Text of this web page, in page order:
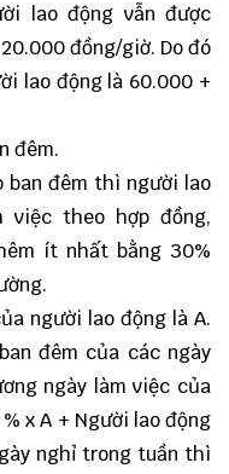
lao động vẫn được
đồng/giờ. Do đó
lao động là 60.000 +
đêm.
ban đêm thì người lao
theo hợp đồng,
ít nhất bằng 30%
người lao động là A.
đêm của các ngày
ngày làm việc của
x A + Người lao động
nghỉ trong tuần thì